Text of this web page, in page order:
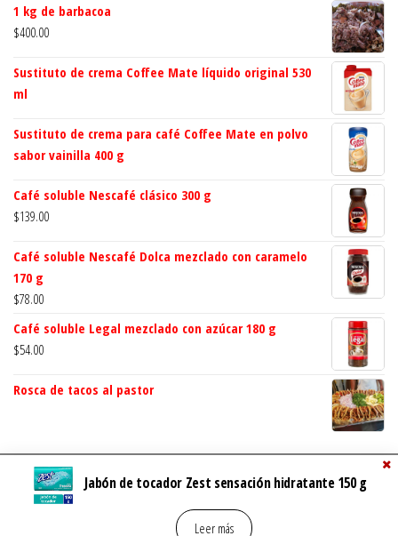
1 kg de barbacoa
$400.00
Sustituto de crema Coffee Mate líquido original 530
ml
Sustituto de crema para café Coffee Mate en polvo
sabor vainilla 400 g
Café soluble Nescafé clásico 300 g
$139.00
Café soluble Nescafé Dolca mezclado con caramelo
170 g
$78.00
Café soluble Legal mezclado con azúcar 180 g
$54.00
Rosca de tacos al pastor
Grupo Local MX
Jabón de tocador Zest sensación hidratante 150 g
Leer más